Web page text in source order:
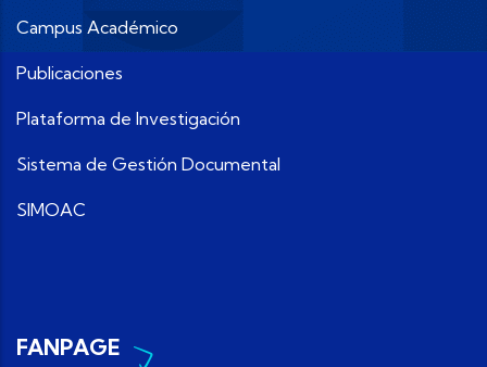
Campus Académico
Publicaciones
Plataforma de Investigación
Sistema de Gestión Documental
SIMOAC
FANPAGE